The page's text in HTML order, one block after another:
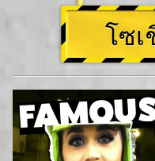
โซเ